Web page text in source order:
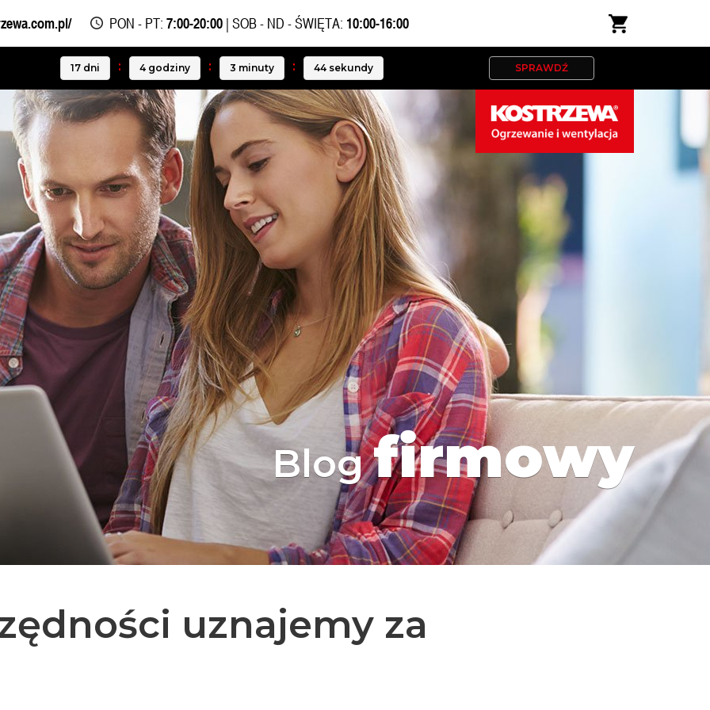
PON - PT: 7:00-20:00 | SOB - ND - ŚWIĘTA: 10:00-16:00
17 dni 4 godziny 3 minuty 42 sekundy SPRAWDŹ
Blogfirmowy
uznajemy za